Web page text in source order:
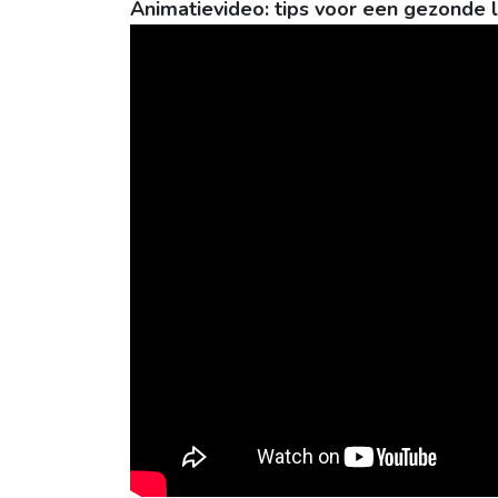
Animatievideo: tips voor een